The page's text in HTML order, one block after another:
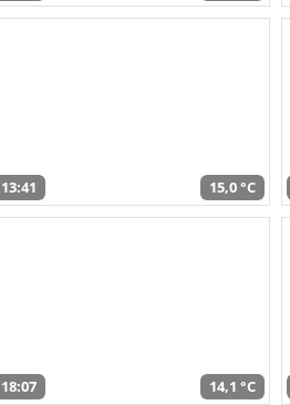
13:41 15,0 °C
18:07 14,1 °C